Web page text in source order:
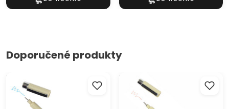
Doporučené produkty
Technické pero SAKURA
Pigma Micron BLUE
Technické pero SAKURA
Pigma Micron BROWN